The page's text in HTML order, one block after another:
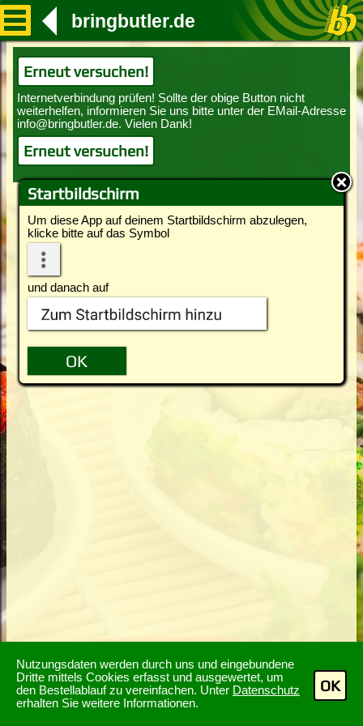
Nutzungsdaten werden durch uns und eingebundene
Dritte mittels Cookies erfasst und ausgewertet, um
den Bestellablauf zu vereinfachen. Unter Datenschutz
erhalten Sie weitere Informationen.
OK
Startbildschirm
Um diese App auf deinem Startbildschirm abzulegen,
klicke bitte auf das Symbol
und danach auf
bringbutler.de
Erneut versuchen!
Erneut versuchen!